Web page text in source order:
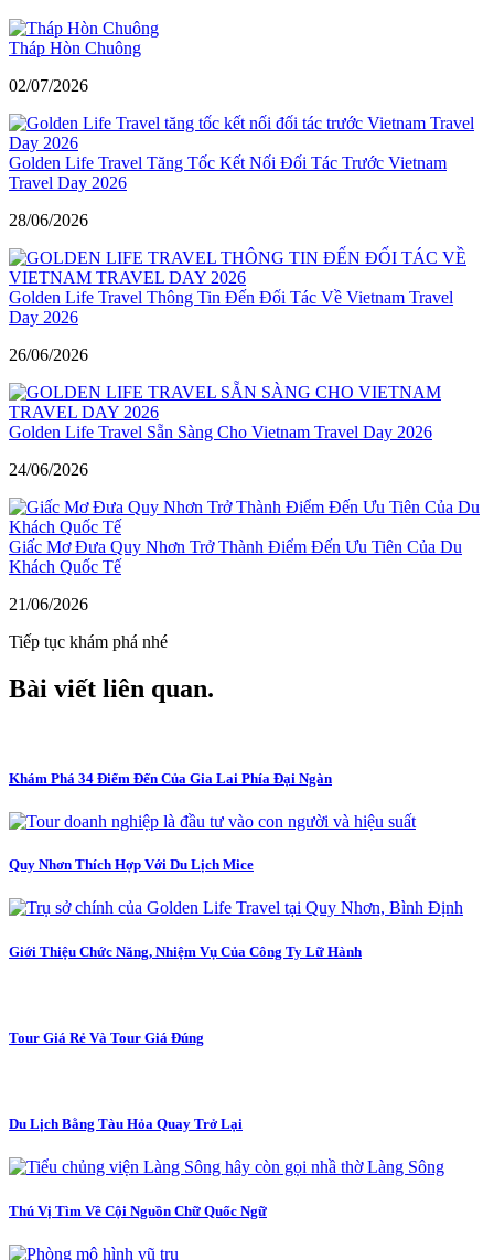
Tháp Hòn Chuông
02/07/2026
Golden Life Travel Tăng Tốc Kết Nối Đối Tác Trước Vietnam
Travel Day 2026
28/06/2026
Golden Life Travel Thông Tin Đến Đối Tác Về Vietnam Travel
Day 2026
26/06/2026
Golden Life Travel Sẵn Sàng Cho Vietnam Travel Day 2026
24/06/2026
Giấc Mơ Đưa Quy Nhơn Trở Thành Điểm Đến Ưu Tiên Của Du
Khách Quốc Tế
21/06/2026
Tiếp tục khám phá nhé
Bài viết liên quan.
Khám Phá 34 Điểm Đến Của Gia Lai Phía Đại Ngàn
Quy Nhơn Thích Hợp Với Du Lịch Mice
Giới Thiệu Chức Năng, Nhiệm Vụ Của Công Ty Lữ Hành
Tour Giá Rẻ Và Tour Giá Đúng
Du Lịch Bằng Tàu Hỏa Quay Trở Lại
Thú Vị Tìm Về Cội Nguồn Chữ Quốc Ngữ